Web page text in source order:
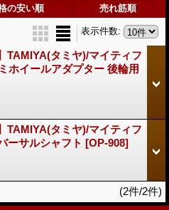
の安い順 売れ筋順
表示件数:
TAMIYA(タミヤ)/マイティフ
ホイールアダプター 後輪用
TAMIYA(タミヤ)/マイティフ
ーサルシャフト [OP-908]
(2件/2件)